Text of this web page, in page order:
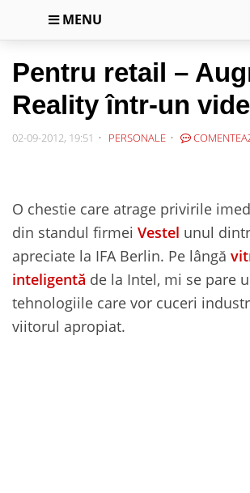
MENU
Pentru retail –
Reality într-un
02-09-2012, 19:51 PERSONALE
O chestie care atrage privirile
din standul firmei Vestel unul
apreciate la IFA Berlin. Pe lângă
inteligentă de la Intel, mi se pare
tehnologiile care vor cuceri
viitorul apropiat.